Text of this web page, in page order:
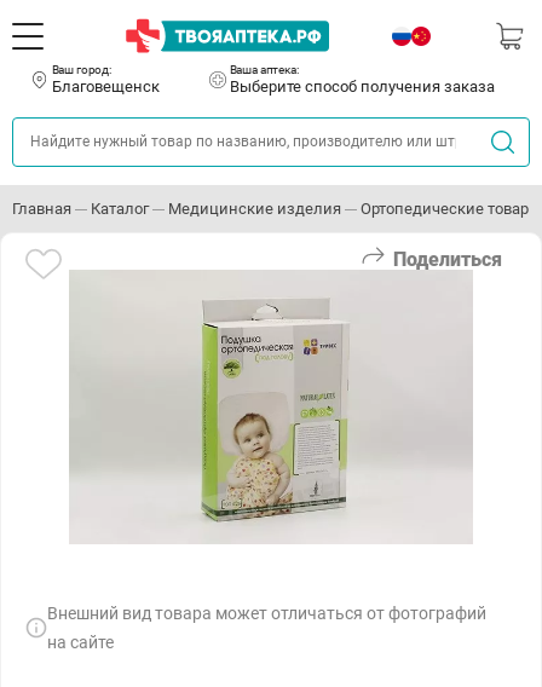
Ваш город:
Благовещенск
Ваша аптека:
Выберите способ получения заказа
Главная Каталог Медицинские изделия Ортопедические товары
Поделиться
Внешний вид товара может отличаться от фотографий
на сайте